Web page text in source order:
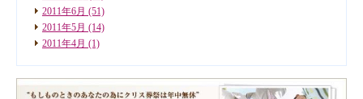
2011年6月 (51)
2011年5月 (14)
2011年4月 (1)